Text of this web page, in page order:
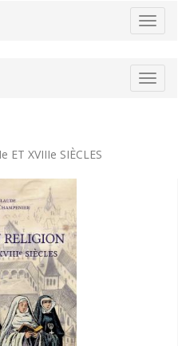
ET XVIIIe SIÈCLES